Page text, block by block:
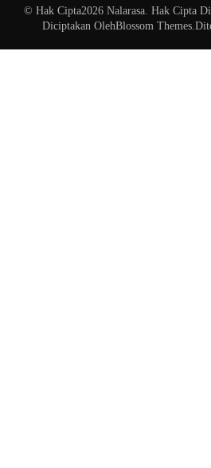
© Hak Cipta2026 Nalarasa. Hak Cipta
Diciptakan OlehBlossom Themes